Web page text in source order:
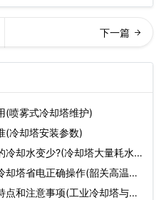
却塔改造安装注意事项
(喷雾式冷却塔维护)
(冷却塔安装参数)
冷却水变少?(冷却塔大量耗水
塔省电正确操作(韶关高温冷
和注意事项(工业冷却塔与普